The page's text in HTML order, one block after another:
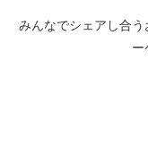
みんなでシェアし合う
ー